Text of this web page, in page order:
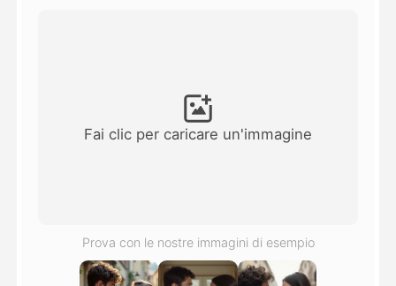
Vedi tutti i modelli
Fai clic per caricare un'immagine
Prova con le nostre immagini di esempio